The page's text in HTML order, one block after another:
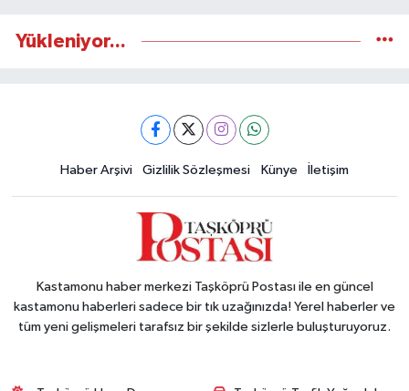
Yükleniyor...
Haber Arşivi Gizlilik Sözleşmesi Künye İletişim
Kastamonu haber merkezi Taşköprü Postası ile en güncel
kastamonu haberleri sadece bir tık uzağınızda! Yerel haberler ve
tüm yeni gelişmeleri tarafsız bir şekilde sizlerle buluşturuyoruz.